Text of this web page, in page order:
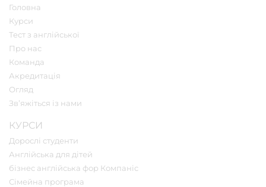
Головна
Курси
Тест з англійської
Про нас
Команда
Акредитація
Огляд
Зв’яжіться із нами
КУРСИ
Дорослі студенти
Англійська для дітей
бізнес англійська фор Компаніс
Сімейна програма